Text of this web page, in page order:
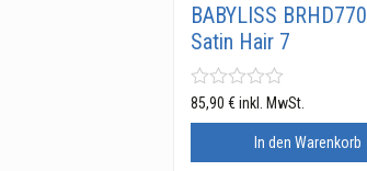
BABYLISS
Satin Hair 7
85,90€ inkl. MwSt.
In den Warenkorb